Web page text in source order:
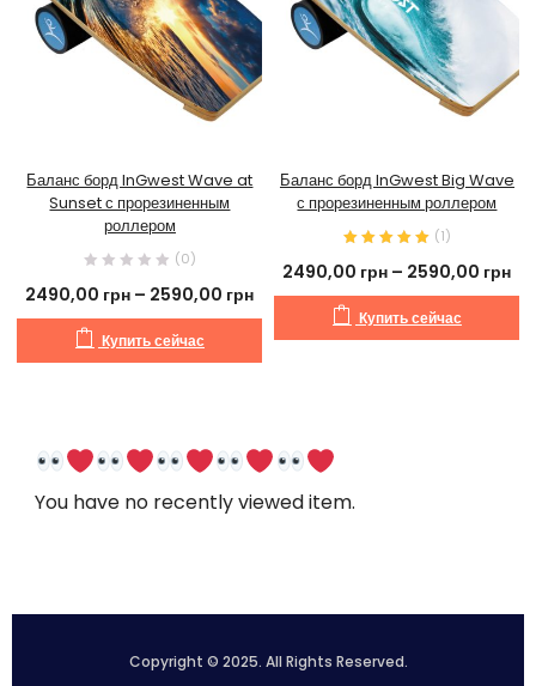
Баланс борд InGwest Wave at
Sunset с прорезиненным
роллером
(0)
2490,00 грн – 2590,00 грн
Купить сейчас
Баланс борд InGwest Big Wave
с прорезиненным роллером
(1)
2490,00 грн – 2590,00 грн
Купить сейчас
You have no recently viewed item.
Copyright © 2025. All Rights Reserved.